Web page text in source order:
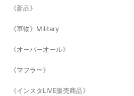
《新品》
《軍物》Military
《オーバーオール》
《マフラー》
《インスタLIVE販売商品》